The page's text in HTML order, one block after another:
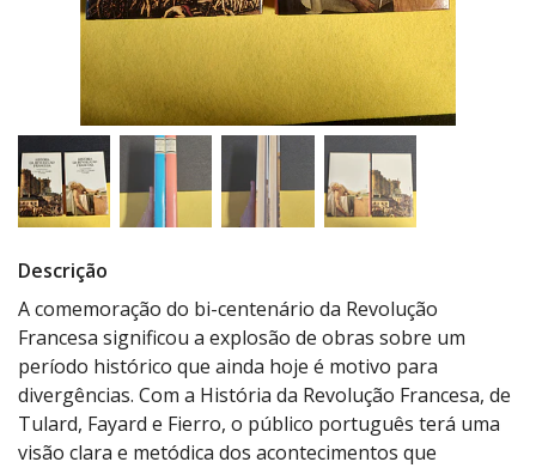
Descrição
A comemoração do bi-centenário da Revolução
Francesa significou a explosão de obras sobre um
período histórico que ainda hoje é motivo para
divergências. Com a História da Revolução Francesa, de
Tulard, Fayard e Fierro, o público português terá uma
visão clara e metódica dos acontecimentos que